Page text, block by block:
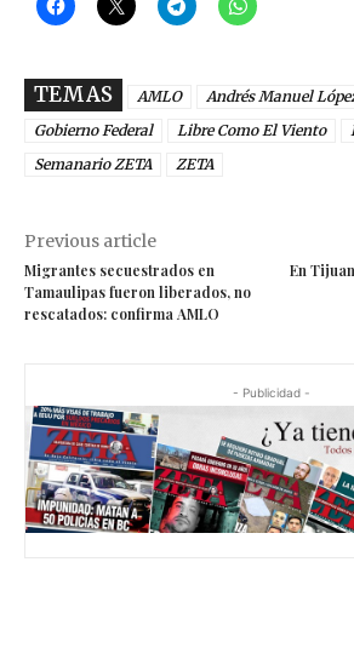
TEMAS AMLO Andrés Manuel
Gobierno Federal
Libre Como El Viento
Semanario ZETA
ZETA
Previous article
Migrantes secuestrados en
Tamaulipas fueron liberados, no
rescatados: confirma AMLO
En
- Publicidad -